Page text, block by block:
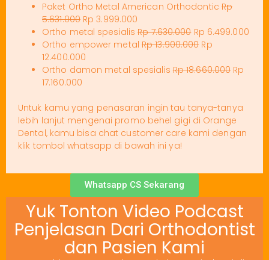
Paket Ortho Metal American Orthodontic Rp
5.631.000Rp 3.999.000
Ortho metal spesialisRp 7.630.000Rp 6.499.000
Ortho empower metalRp 13.900.000Rp
12.400.000
Ortho damon metal spesialisRp 18.660.000 Rp
17.160.000
Untuk kamu yang penasaran ingin tau tanya-tanya
lebih lanjut mengenai promo behel gigi di Orange
Dental, kamu bisa chat customer care kami dengan
klik tombol whatsapp di bawah ini ya!
Whatsapp CS Sekarang
Yuk Tonton Video Podcast
Penjelasan Dari Orthodontist
dan Pasien Kami